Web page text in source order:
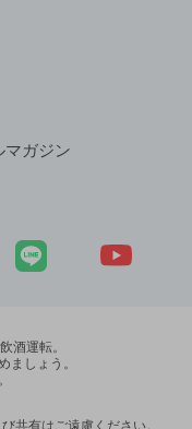
マガジン
酒運転。
ましょう。
共有はご遠慮ください。